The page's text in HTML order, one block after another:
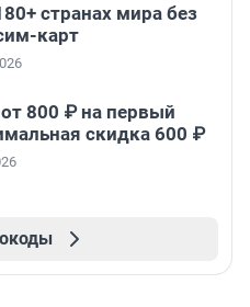
странах мира без
карт
800 ₽ на первый
скидка 600 ₽